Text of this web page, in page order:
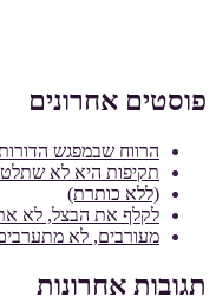
פוסטים אחרונים
הרווח שבמפגש
תקיפות היא לא
(ללא כותרת)
לקלף את הבצל, לא
מעורבים, לא
תגובות אחרונות